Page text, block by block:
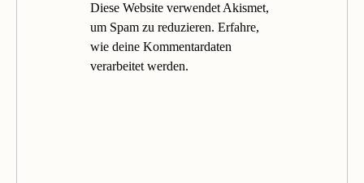
Diese Website verwendet Akismet,
um Spam zu reduzieren. Erfahre,
wie deine Kommentardaten
verarbeitet werden.